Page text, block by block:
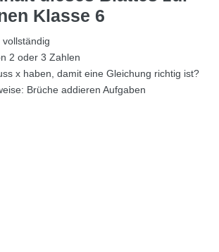
Klasse 6
2 oder 3 Zahlen
x haben, damit eine Gleichung richtig ist?
Brüche addieren Aufgaben